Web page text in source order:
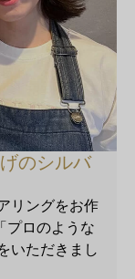
のシルバ
リングをお作
プロのような
いただきまし